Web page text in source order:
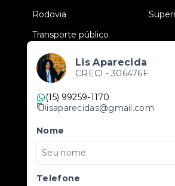
Rodovia
Transporte público
Lis Aparecida
CRECI - 306476F
(15) 99259-1170
lisaparecidas@gmail.com
Nome
Telefone